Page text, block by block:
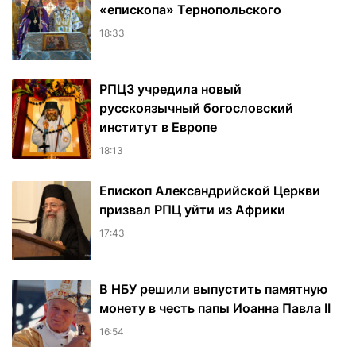
«епископа» Тернопольского
18:33
РПЦЗ учредила новый
русскоязычный богословский
институт в Европе
18:13
Епископ Александрийской Церкви
призвал РПЦ уйти из Африки
17:43
В НБУ решили выпустить памятную
монету в честь папы Иоанна Павла II
16:54